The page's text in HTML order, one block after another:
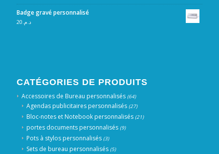
Badge gravé personnalisé
د.م.20
CATÉGORIES DE PRODUITS
Accessoires de Bureau personnalisés (64)
Agendas publicitaires personnalisés (27)
Bloc-notes et Notebook personnalisés (21)
portes documents personnalisés (9)
Pots à stylos personnalisés (3)
Sets de bureau personnalisés (5)